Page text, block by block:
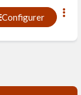
Configurer